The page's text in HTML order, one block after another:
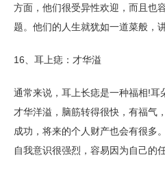
方面，他们很受异性欢迎，而且也
题。他们的人生就犹如一道菜般，
16、耳上痣：才华溢
通常来说，耳上长痣是一种福相!耳
才华洋溢，脑筋转得很快，有福气
成功，将来的个人财产也会有很多
自我意识很强烈，容易因为自己的